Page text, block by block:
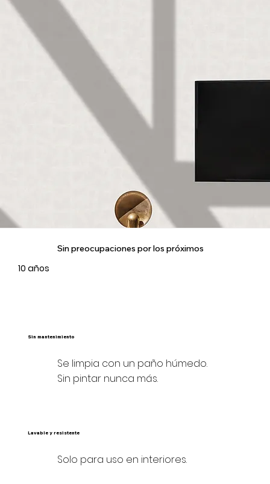
Sin preocupaciones por los próximos
10 años
Se limpia con un paño húmedo.
Sin pintar nunca más.
Sin mantenimiento
Solo para uso en interiores.
Lavable y resistente